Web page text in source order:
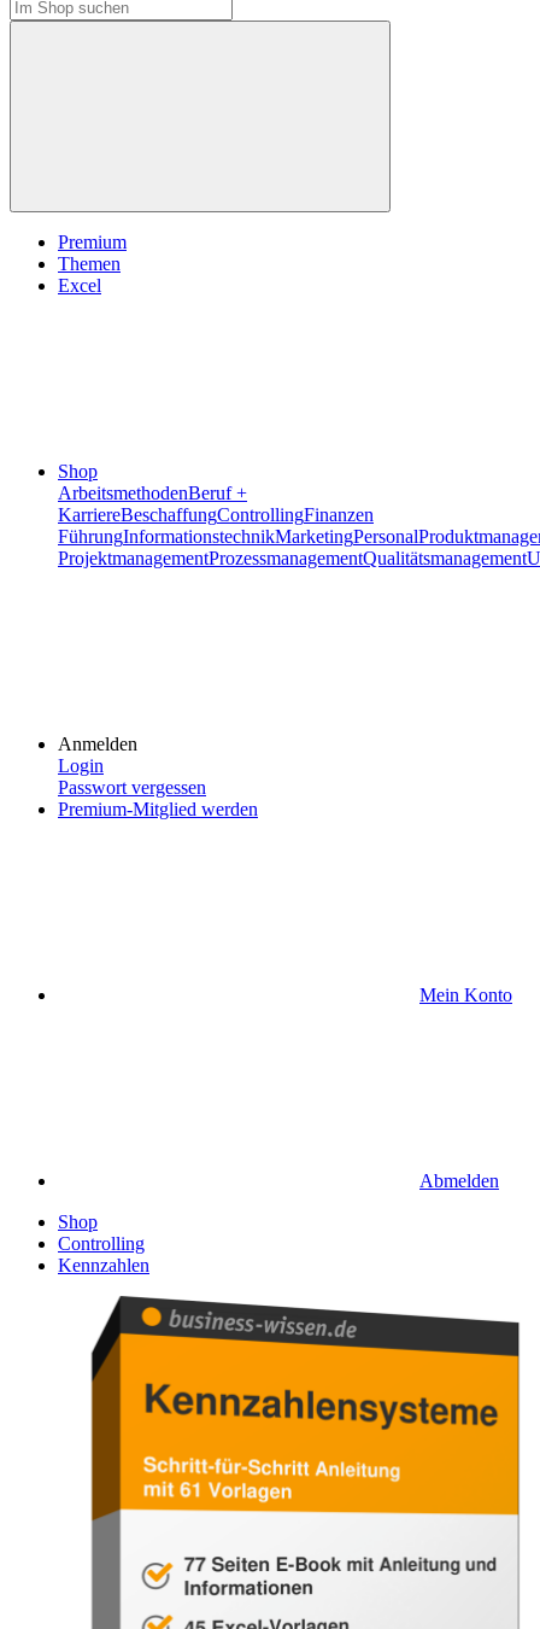
Premium
Themen
Excel
Shop
ArbeitsmethodenBeruf +
KarriereBeschaffungControllingFinanzen
FührungInformationstechnikMarketingPersonal
ProjektmanagementProzessmanagementQualitätsmanagement
Anmelden
Login
Passwort vergessen
Premium-Mitglied werden
Mein Konto
Abmelden
Shop
Controlling
Kennzahlen